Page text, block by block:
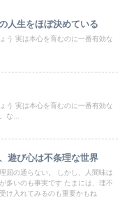
人生をほぼ決めている
う 実は本心を育むのに一番有効な
う 実は本心を育むのに一番有効な
な...
遊び心は不条理な世界
屈の通らない。 しかし、人間味は
多いのも事実です たまには、理不
け入れてみるのも重要かもね